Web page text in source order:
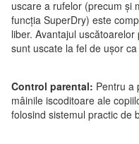
uscare a rufelor (precum și
funcția SuperDry) este
liber. Avantajul
sunt uscate la fel de ușor
Control parental: Pentru a
mâinile iscoditoare ale
folosind sistemul practic de